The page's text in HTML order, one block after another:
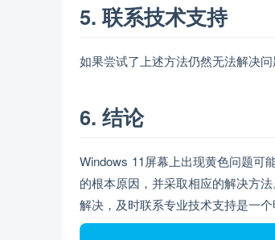
5. 联系技术支持
如果尝试了上述方法仍然无法解决
6. 结论
Windows 11屏幕上出现黄色问题可
的根本原因，并采取相应的解决方
解决，及时联系专业技术支持是一个